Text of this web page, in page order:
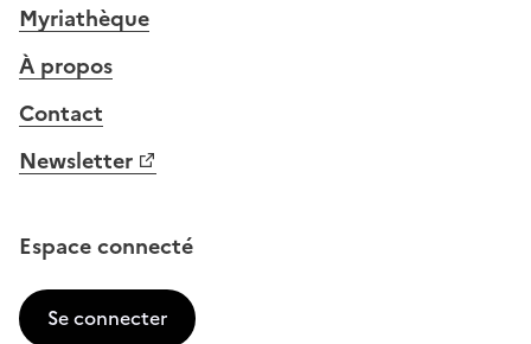
Myriathèque
À propos
Contact
Newsletter
Espace connecté
Se connecter